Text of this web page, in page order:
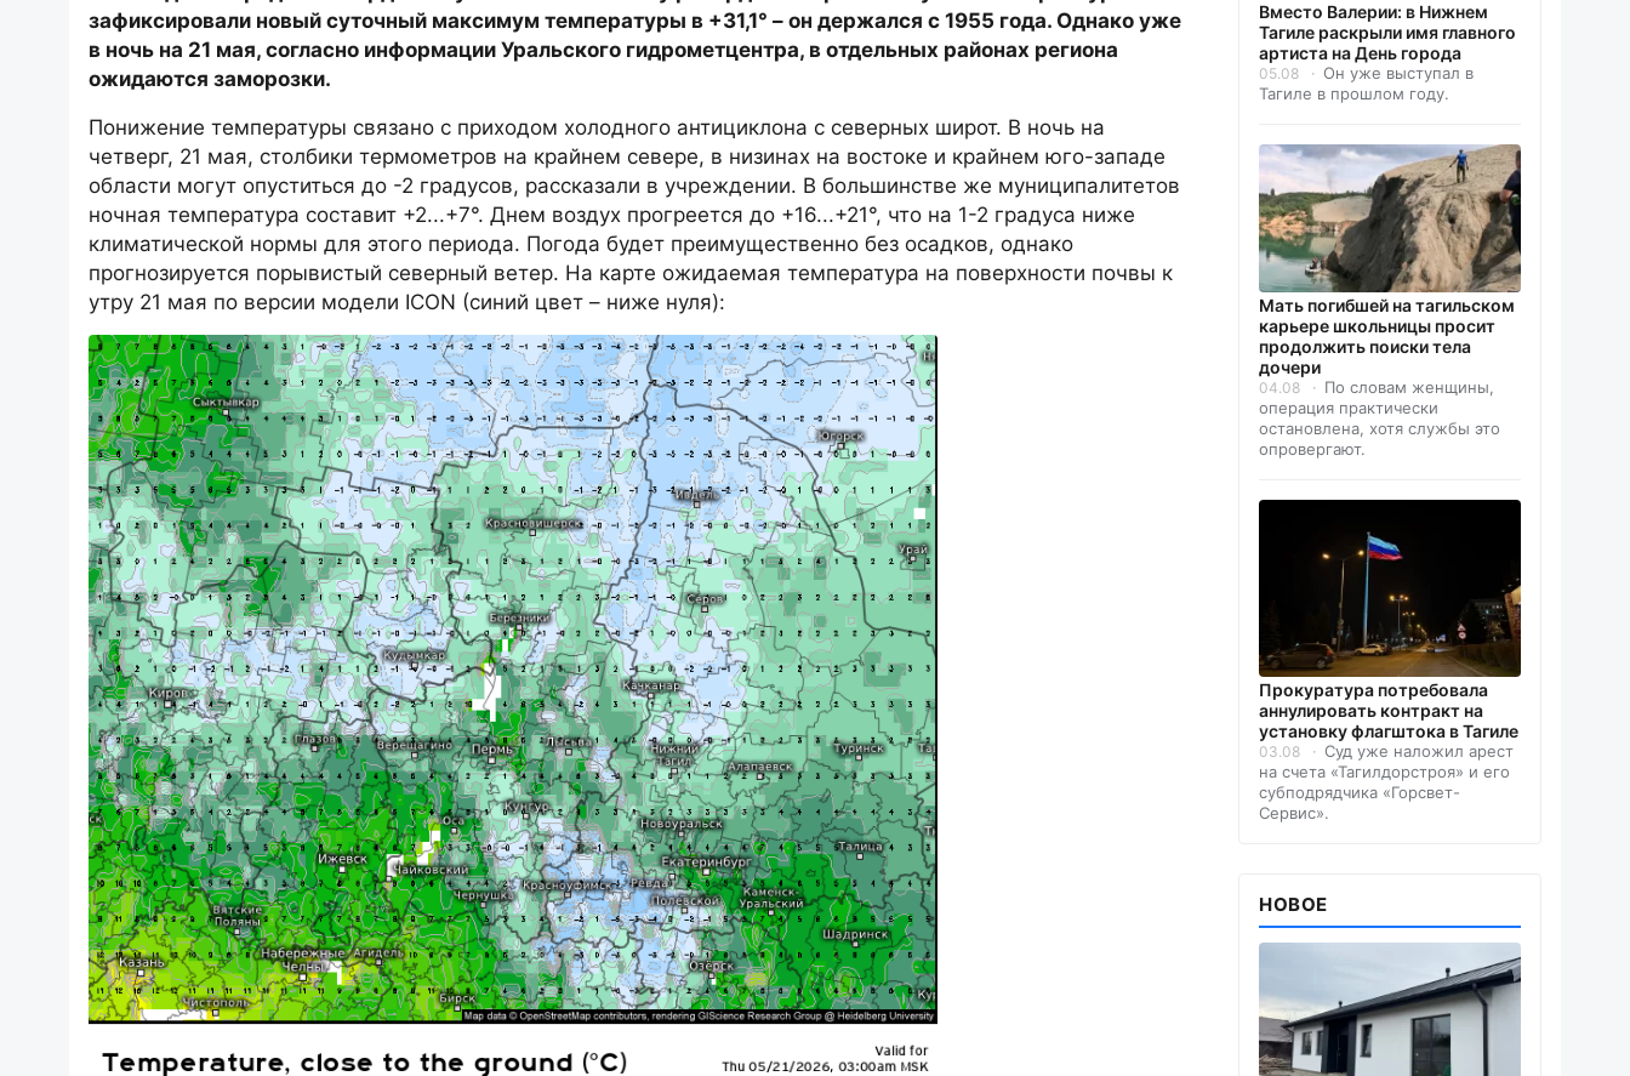
зафиксировали новый суточный максимум температуры в +31,1° – он держался с 1955 года. Однако уже
в ночь на 21 мая, согласно информации Уральского гидрометцентра, в отдельных районах региона
ожидаются заморозки.
Понижение температуры связано с приходом холодного антициклона с северных широт. В ночь на
четверг, 21 мая, столбики термометров на крайнем севере, в низинах на востоке и крайнем юго-западе
области могут опуститься до -2 градусов, рассказали в учреждении. В большинстве же муниципалитетов
ночная температура составит +2...+7°. Днем воздух прогреется до +16...+21°, что на 1-2 градуса ниже
климатической нормы для этого периода. Погода будет преимущественно без осадков, однако
прогнозируется порывистый северный ветер. На карте ожидаемая температура на поверхности почвы к
утру 21 мая по версии модели ICON (синий цвет – ниже нуля):
Вместо Валерии: в Нижнем
Тагиле раскрыли имя главного
артиста на День города
05.08
Он уже выступал в
Тагиле в прошлом году.
Мать погибшей на тагильском
карьере школьницы просит
продолжить поиски тела
дочери
04.08
По словам женщины,
операция практически
остановлена, хотя службы это
опровергают.
Прокуратура потребовала
аннулировать контракт на
установку флагштока в Тагиле
03.08
Суд уже наложил арест
на счета «Тагилдорстроя» и его
субподрядчика «Горсвет-
Сервис».
НОВОЕ